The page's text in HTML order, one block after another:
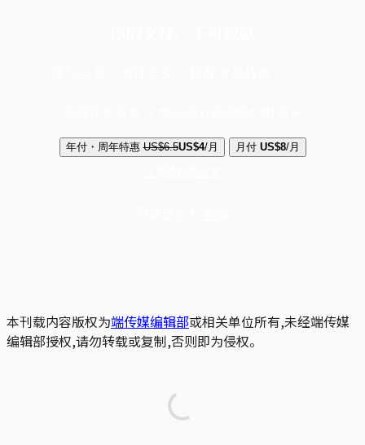
年付・周年特惠 US$6.5US$4/月 月付 US$8/月
本刊载内容版权为端传媒编辑部或相关单位所有,未经端传媒
编辑部授权,请勿转载或复制,否则即为侵权。